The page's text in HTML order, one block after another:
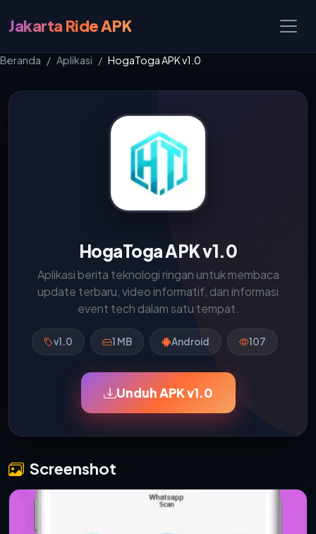
Jakarta Ride APK
Beranda Aplikasi HogaToga APK v1.0
HogaToga APK v1.0
Aplikasi berita teknologi ringan untuk membaca
update terbaru, video informatif, dan informasi
event tech dalam satu tempat.
v1.0 1 MB Android 107
Unduh APK v1.0
Screenshot